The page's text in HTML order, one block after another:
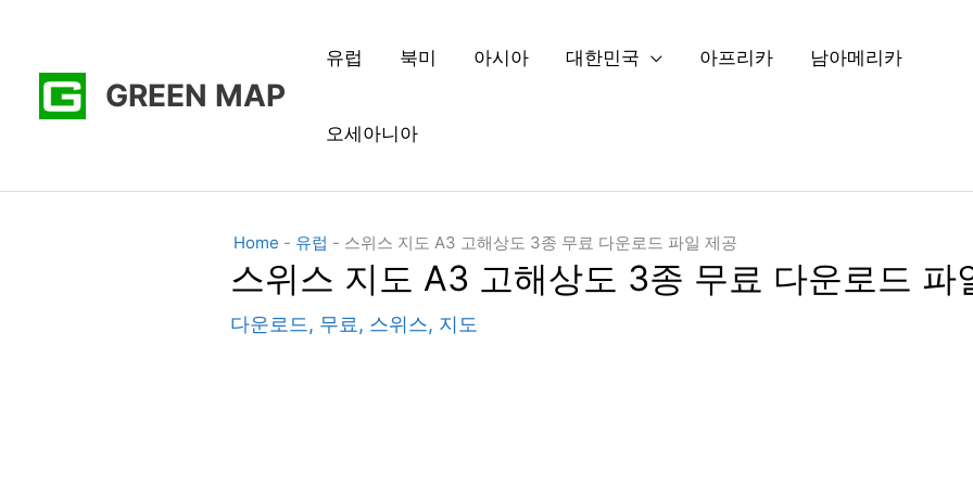
너
GREEN MAP
유럽 북미 아시아 대한민국 아프리카 남아메리카
오세아니아
Home - 유럽 - 스위스 지도 A3 고해상도 3종 무료 다운로드 파일 제공
스위스 지도 A3 고해상도 3종 무료 다운로드 파
다운로드 , 무료 , 스위스, 지도